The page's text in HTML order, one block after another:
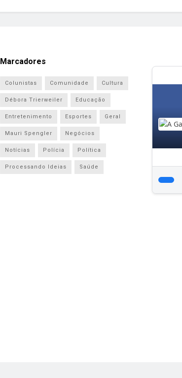
Marcadores
Colunistas Comunidade Cultura
Débora Trierweiler Educação
Entretenimento Esportes Geral
Mauri Spengler Negócios
Notícias Polícia Política
Processando Ideias Saúde